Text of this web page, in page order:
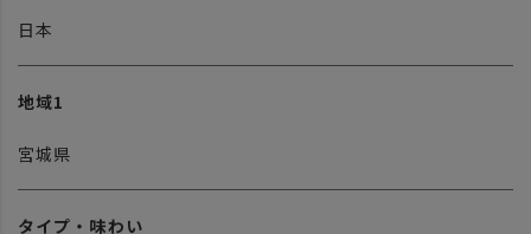
日本
地域1
宮城県
タイプ・味わい